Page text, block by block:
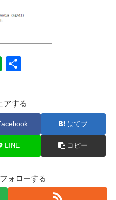
E
n
ot
e
アする
はてブ
LINE コピー
ォローする